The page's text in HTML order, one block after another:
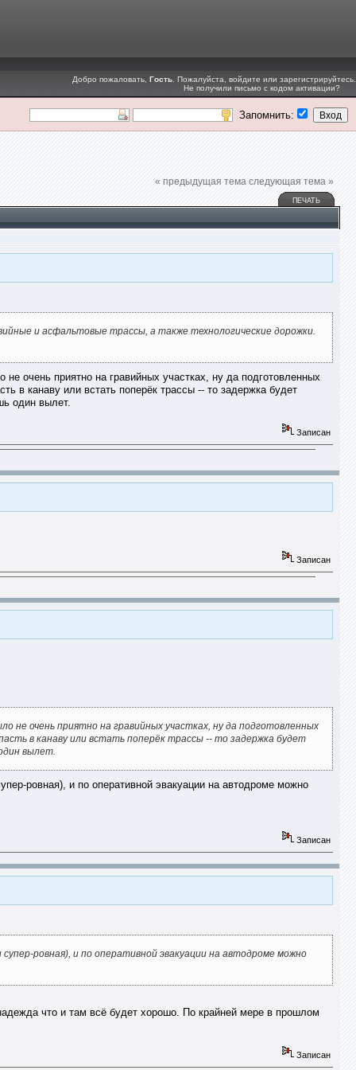
Добро пожаловать, Гость . Пожалуйста, войдите или зарегистрируйтесь
Не получили письмо с кодом активации?
Запомнить:
« предыдущая тема следующая тема »
ПЕЧАТЬ
и асфальтовые трассы, а также технологические дорожки.
очень приятно на гравийных участках, ну да подготовленных
в канаву или встать поперёк трассы -- то задержка будет
один вылет.
Записан
Записан
очень приятно на гравийных участках, ну да подготовленных
в канаву или встать поперёк трассы -- то задержка будет
вылет.
ровная), и по оперативной эвакуации на автодроме можно
Записан
ровная), и по оперативной эвакуации на автодроме можно
что и там всё будет хорошо. По крайней мере в прошлом
Записан